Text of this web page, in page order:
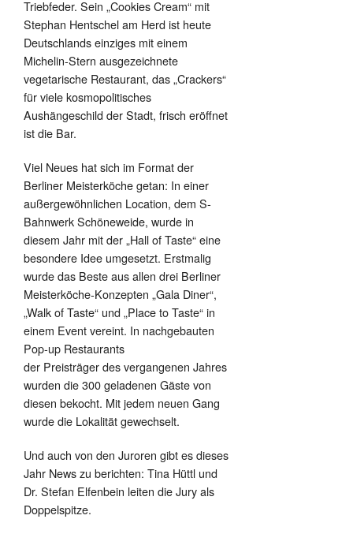
Triebfeder. Sein „Cookies Cream“ mit
Stephan Hentschel am Herd ist heute
Deutschlands einziges mit einem
Michelin-Stern ausgezeichnete
vegetarische Restaurant, das „Crackers“
für viele kosmopolitisches
Aushängeschild der Stadt, frisch eröffnet
ist die Bar.
Viel Neues hat sich im Format der
Berliner Meisterköche getan: In einer
außergewöhnlichen Location, dem S-
Bahnwerk Schöneweide, wurde in
diesem Jahr mit der „Hall of Taste“ eine
besondere Idee umgesetzt. Erstmalig
wurde das Beste aus allen drei Berliner
Meisterköche-Konzepten „Gala Diner“,
„Walk of Taste“ und „Place to Taste“ in
einem Event vereint. In nachgebauten
Pop-up Restaurants
der Preisträger des vergangenen Jahres
wurden die 300 geladenen Gäste von
diesen bekocht. Mit jedem neuen Gang
wurde die Lokalität gewechselt.
Und auch von den Juroren gibt es dieses
Jahr News zu berichten: Tina Hüttl und
Dr. Stefan Elfenbein leiten die Jury als
Doppelspitze.